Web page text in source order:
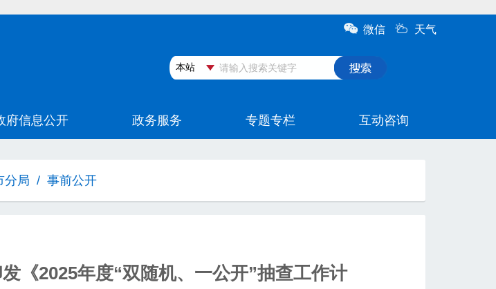
分局 / 事前公开
《2025年度“双随机、一公开”抽查工作计